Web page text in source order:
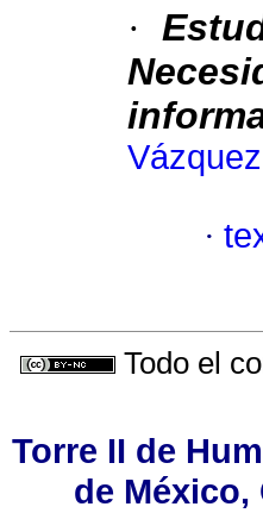
·
·
Todo el
Torre II de
de México,